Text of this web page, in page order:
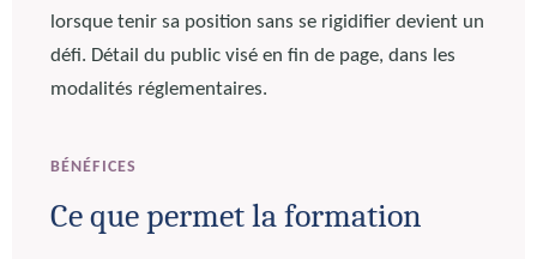
lorsque tenir sa position sans se rigidifier devient un
défi. Détail du public visé en fin de page, dans les
modalités réglementaires.
BÉNÉFICES
Ce que permet la formation